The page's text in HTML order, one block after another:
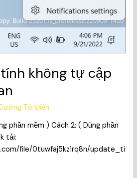
không tự cập
Từ Điển
phần mềm ) Cách 2: ( Dùng phần
tải:
file/0tuwfaj5kz1rq8n/update_ti